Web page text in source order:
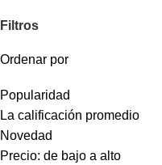
Filtros
Ordenar por
Popularidad
La calificación promedio
Novedad
Precio: de bajo a alto